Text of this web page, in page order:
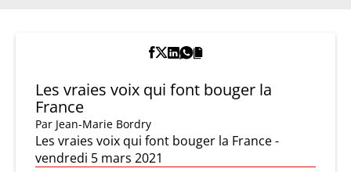
Les vraies voix qui font bouger la
France
Par Jean-Marie Bordry
Les vraies voix qui font bouger la France -
vendredi 5 mars 2021